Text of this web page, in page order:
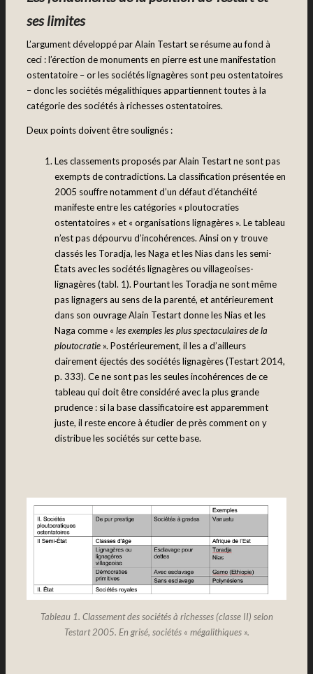
ses limites
L’argument développé par Alain Testart se résume au fond à
ceci : l’érection de monuments en pierre est une manifestation
ostentatoire – or les sociétés lignagères sont peu ostentatoires
– donc les sociétés mégalithiques appartiennent toutes à la
catégorie des sociétés à richesses ostentatoires.
Deux points doivent être soulignés :
Les classements proposés par Alain Testart ne sont pas
exempts de contradictions. La classification présentée en
2005 souffre notamment d’un défaut d’étanchéité
manifeste entre les catégories « ploutocraties
ostentatoires » et « organisations lignagères ». Le tableau
n’est pas dépourvu d’incohérences. Ainsi on y trouve
classés les Toradja, les Naga et les Nias dans les semi-
États avec les sociétés lignagères ou villageoises-
lignagères (tabl. 1). Pourtant les Toradja ne sont même
pas lignagers au sens de la parenté, et antérieurement
dans son ouvrage Alain Testart donne les Nias et les
Naga comme « les exemples les plus spectaculaires de la
ploutocratie ». Postérieurement, il les a d’ailleurs
clairement éjectés des sociétés lignagères (Testart 2014,
p. 333). Ce ne sont pas les seules incohérences de ce
tableau qui doit être considéré avec la plus grande
prudence : si la base classificatoire est apparemment
juste, il reste encore à étudier de près comment on y
distribue les sociétés sur cette base.
Tableau 1. Classement des sociétés à richesses (classe II) selon
Testart 2005. En grisé, sociétés « mégalithiques ».